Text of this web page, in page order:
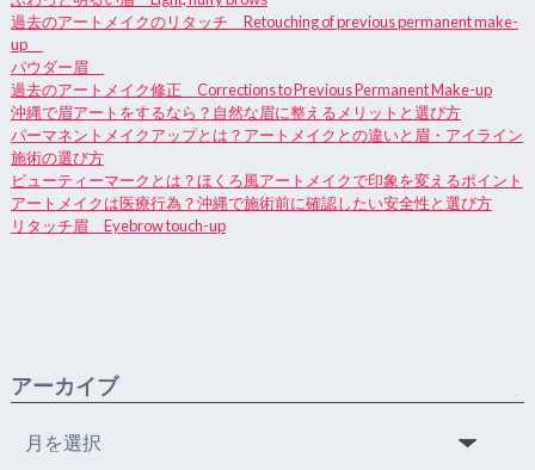
過去のアートメイクのリタッチ Retouching of previous permanent make-
up
パウダー眉
過去のアートメイク修正 Corrections to Previous Permanent Make-up
沖縄で眉アートをするなら？自然な眉に整えるメリットと選び方
パーマネントメイクアップとは？アートメイクとの違いと眉・アイライン
施術の選び方
ビューティーマークとは？ほくろ風アートメイクで印象を変えるポイント
アートメイクは医療行為？沖縄で施術前に確認したい安全性と選び方
リタッチ眉 Eyebrow touch-up
アーカイブ
ー